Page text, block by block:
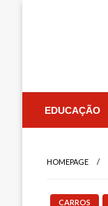
EDUCAÇÃO
HOMEPAGE
CARROS